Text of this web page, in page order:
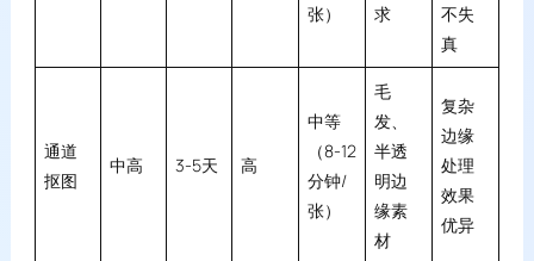
张）
求
不失
真
通道
抠图
中高 3-5天 高
中等
（8-12
分钟/
张）
毛
发、
半透
明边
缘素
材
复杂
边缘
处理
效果
优异